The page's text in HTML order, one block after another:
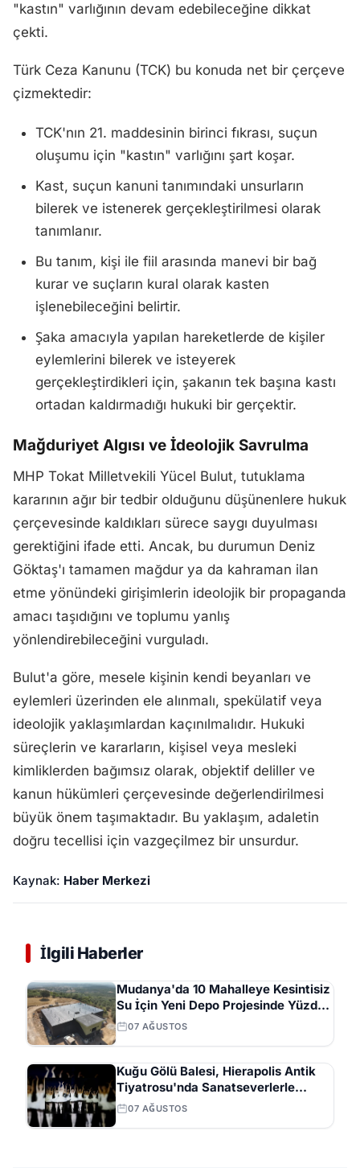
"kastın" varlığının devam edebileceğine dikkat
çekti.
Türk Ceza Kanunu (TCK) bu konuda net bir çerçeve
çizmektedir:
TCK'nın 21. maddesinin birinci fıkrası, suçun
oluşumu için "kastın" varlığını şart koşar.
Kast, suçun kanuni tanımındaki unsurların
bilerek ve istenerek gerçekleştirilmesi olarak
tanımlanır.
Bu tanım, kişi ile fiil arasında manevi bir bağ
kurar ve suçların kural olarak kasten
işlenebileceğini belirtir.
Şaka amacıyla yapılan hareketlerde de kişiler
eylemlerini bilerek ve isteyerek
gerçekleştirdikleri için, şakanın tek başına kastı
ortadan kaldırmadığı hukuki bir gerçektir.
Mağduriyet Algısı ve İdeolojik Savrulma
MHP Tokat Milletvekili Yücel Bulut, tutuklama
kararının ağır bir tedbir olduğunu düşünenlere hukuk
çerçevesinde kaldıkları sürece saygı duyulması
gerektiğini ifade etti. Ancak, bu durumun Deniz
Göktaş'ı tamamen mağdur ya da kahraman ilan
etme yönündeki girişimlerin ideolojik bir propaganda
amacı taşıdığını ve toplumu yanlış
yönlendirebileceğini vurguladı.
Bulut'a göre, mesele kişinin kendi beyanları ve
eylemleri üzerinden ele alınmalı, spekülatif veya
ideolojik yaklaşımlardan kaçınılmalıdır. Hukuki
süreçlerin ve kararların, kişisel veya mesleki
kimliklerden bağımsız olarak, objektif deliller ve
kanun hükümleri çerçevesinde değerlendirilmesi
büyük önem taşımaktadır. Bu yaklaşım, adaletin
doğru tecellisi için vazgeçilmez bir unsurdur.
Kaynak: Haber Merkezi
İlgili Haberler
Mudanya'da 10 Mahalleye Kesintisiz
Su İçin Yeni Depo Projesinde Yüzde
70 İlerleme
07 AĞUSTOS
Kuğu Gölü Balesi, Hierapolis Antik
Tiyatrosu'nda Sanatseverlerle
Buluştu
07 AĞUSTOS